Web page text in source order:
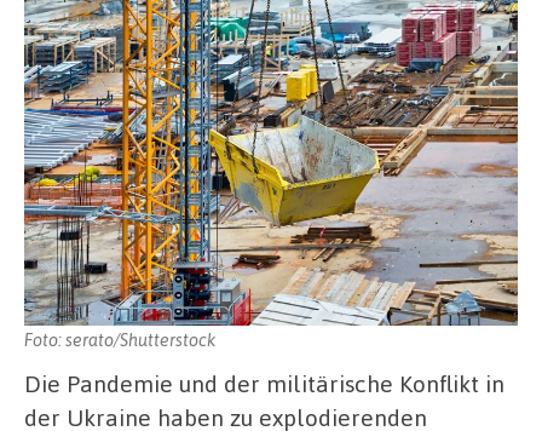
Foto: serato/Shutterstock
Die Pandemie und der militärische Konflikt in
der Ukraine haben zu explodierenden